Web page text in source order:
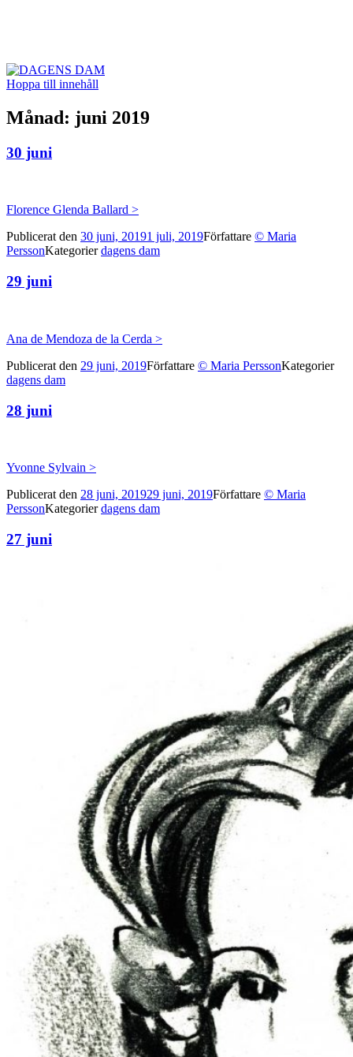
Hoppa till innehåll
Månad: juni 2019
30 juni
Florence Glenda Ballard >
Publicerat den 30 juni, 20191 juli, 2019Författare © Maria
PerssonKategorier dagens dam
29 juni
Ana de Mendoza de la Cerda >
Publicerat den 29 juni, 2019Författare © Maria PerssonKategorier
dagens dam
28 juni
Yvonne Sylvain >
Publicerat den 28 juni, 201929 juni, 2019Författare © Maria
PerssonKategorier dagens dam
27 juni